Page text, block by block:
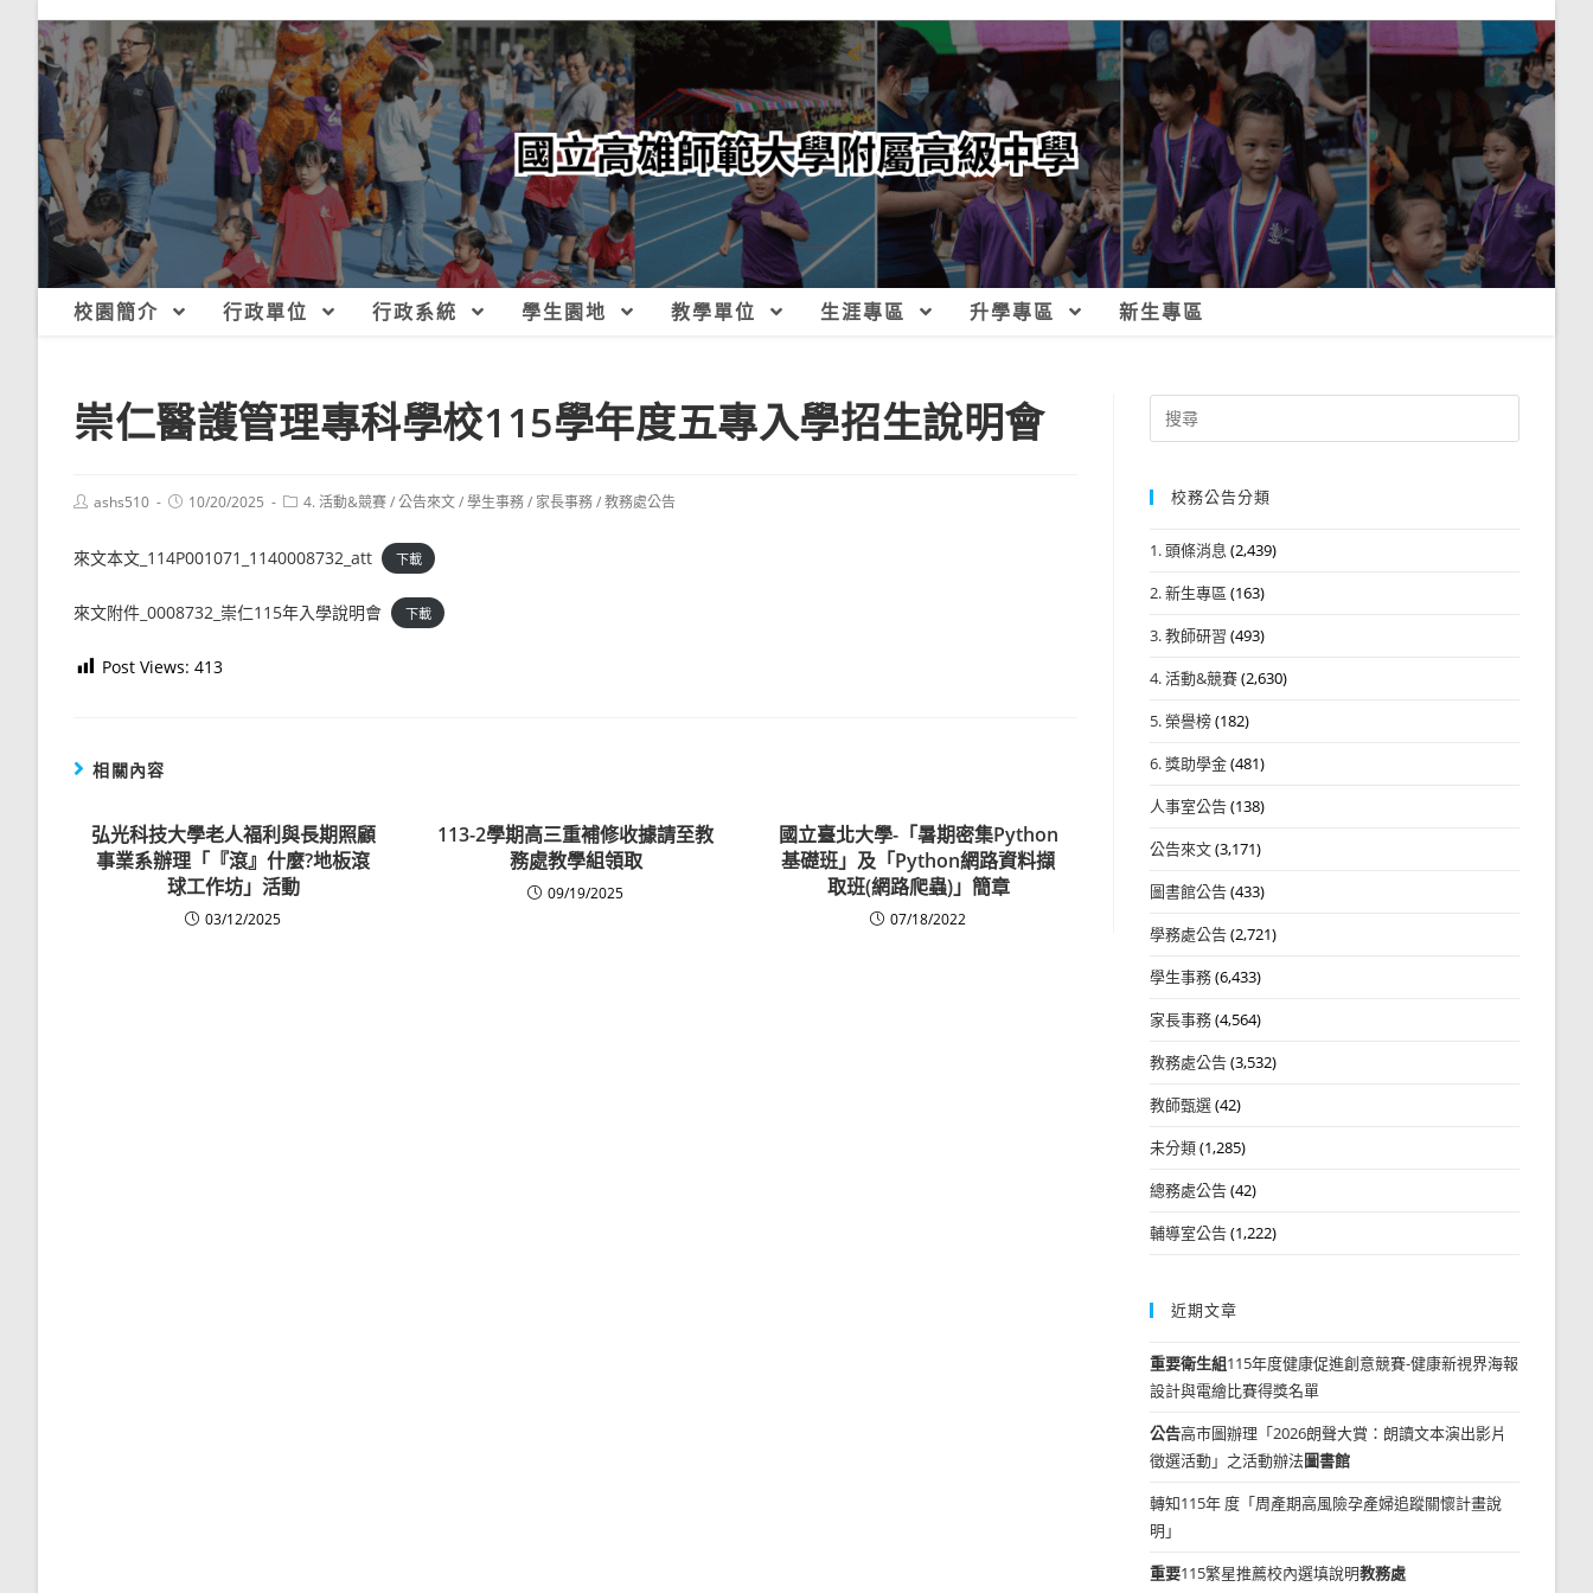
校園簡介 行政單位 行政系統 學生園地 教學單位 生涯專區 升學專區 新生專區
崇仁醫護管理專科學校115學年度五專入學招生說明會
Postashs510
Post10/20/2025
Post4. 活動&競賽/公告來文/學生事務/ 家長事務/教務處公告
來文本文_114P001071_1140008732_att 下載
來文附件_0008732_崇仁115年入學說明會 下載
Post Views: 413
相關內容
弘光科技大學老人福利與長期照顧
事業系辦理「『滾』什麼?地板滾
球工作坊」活動
03/12/2025
113-2學期高三重補修收據請至教
務處教學組領取
09/19/2025
國立臺北大學-「暑期密集Python
基礎班」及「Python網路資料擷
取班(網路爬蟲)」簡章
07/18/2022
Search
for:
校務公告分類
1. 頭條消息 (2,439)
2. 新生專區 (163)
3. 教師研習 (493)
4. 活動&競賽(2,630)
5. 榮譽榜(182)
6. 獎助學金(481)
人事室公告(138)
公告來文(3,171)
圖書館公告(433)
學務處公告(2,721)
學生事務(6,433)
家長事務(4,564)
教務處公告(3,532)
教師甄選(42)
未分類(1,285)
總務處公告(42)
輔導室公告(1,222)
近期文章
重要衛生組115年度健康促進創意競賽-健康新視界海報
設計與電繪比賽得獎名單
公告高市圖辦理「2026朗聲大賞：朗讀文本演出影片
徵選活動」之活動辦法圖書館
轉知115年 度「周產期高風險孕產婦追蹤關懷計畫說
明」
重要115繁星推薦校內選填說明教務處